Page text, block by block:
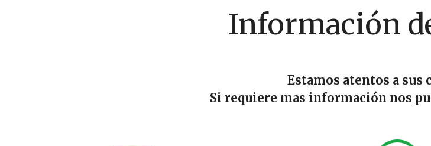
Información
Estamos atentos a sus
Si requiere mas información nos